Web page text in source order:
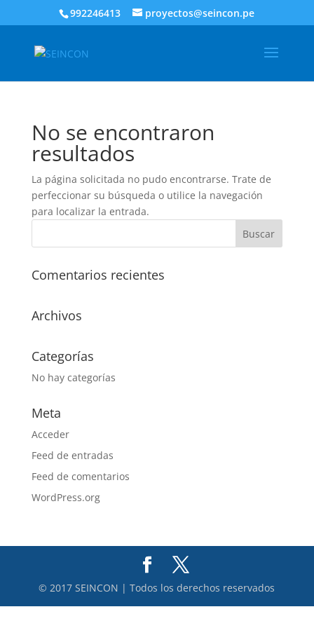
992246413 proyectos@seincon.pe
No se encontraron
resultados
La página solicitada no pudo encontrarse. Trate de
perfeccionar su búsqueda o utilice la navegación
para localizar la entrada.
Comentarios recientes
Archivos
Categorías
No hay categorías
Meta
Acceder
Feed de entradas
Feed de comentarios
WordPress.org
© 2017 SEINCON | Todos los derechos reservados